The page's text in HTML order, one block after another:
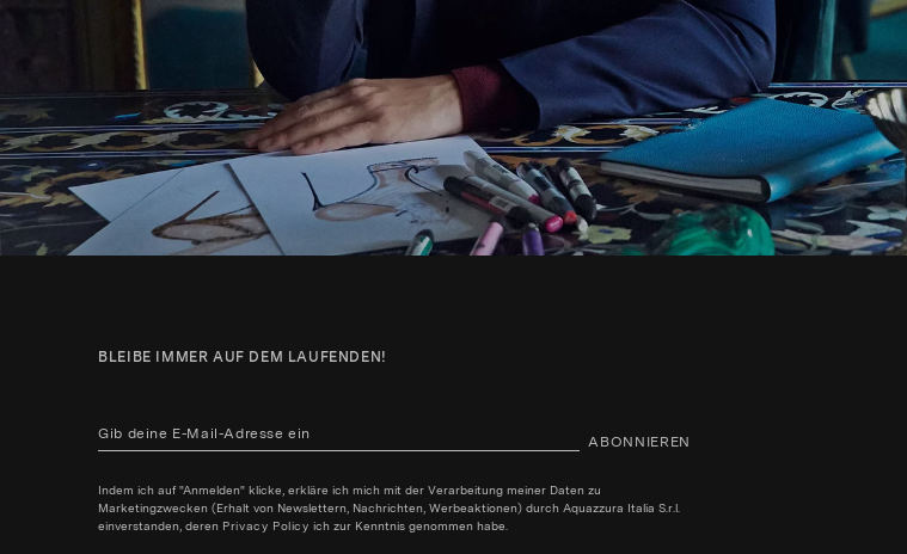
BLEIBE IMMER AUF DEM LAUFENDEN!
ABONNIEREN
Indem ich auf "Anmelden" klicke, erkläre ich mich mit der Verarbeitung meiner Daten zu
Marketingzwecken (Erhalt von Newslettern, Nachrichten, Werbeaktionen) durch Aquazzura Italia S.r.l.
einverstanden, deren Privacy Policy ich zur Kenntnis genommen habe.